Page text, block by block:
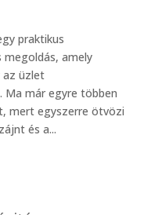
praktikus
amely
az üzlet
Ma már egyre többen
mert egyszerre ötvözi
és a...